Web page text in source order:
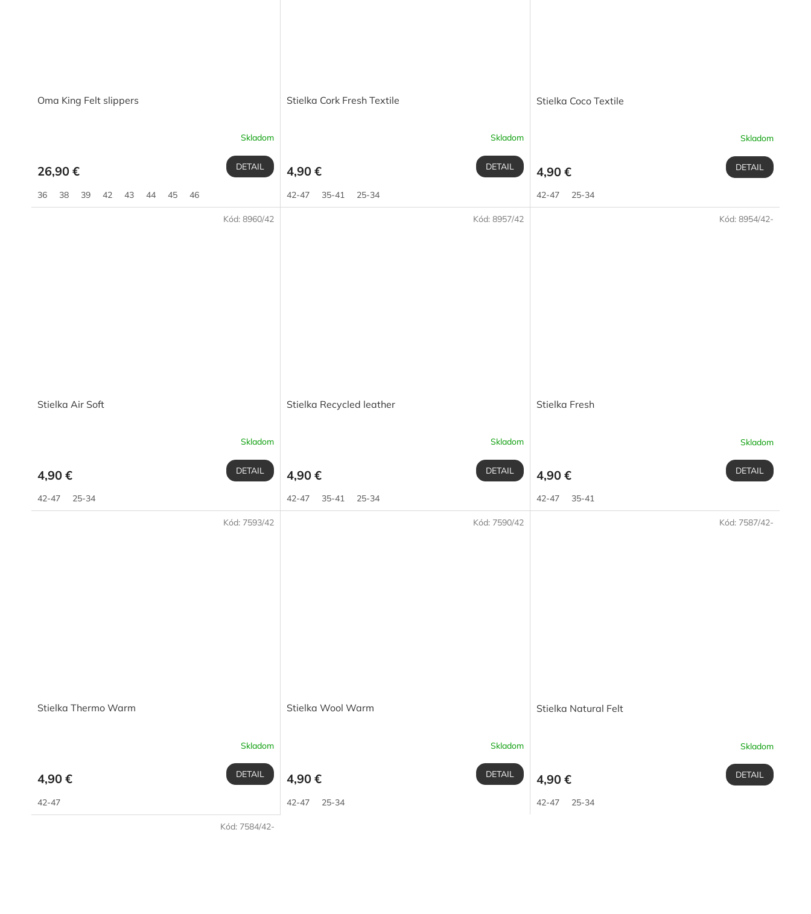
Oma King Felt slippers
Skladom
26,90 € DETAIL
36 38 39 42 43 44 45 46
Stielka Cork Fresh Textile
Skladom
4,90 € DETAIL
42-47 35-41 25-34
Stielka Coco Textile
Skladom
4,90 € DETAIL
42-47 25-34
Stielka Air Soft
Skladom
4,90 € DETAIL
42-47 25-34
Kód:8960/42
Stielka Recycled leather
Skladom
4,90 € DETAIL
42-47 35-41 25-34
Kód: 8957/42
Stielka Fresh
Skladom
4,90 € DETAIL
42-47 35-41
Kód: 8954/42-
Stielka Thermo Warm
Skladom
4,90 € DETAIL
42-47
Kód: 7593/42
Stielka Wool Warm
Skladom
4,90 € DETAIL
42-47 25-34
Kód: 7590/42
Stielka Natural Felt
Skladom
4,90 € DETAIL
42-47 25-34
Kód: 7587/42-
Kód: 7584/42-